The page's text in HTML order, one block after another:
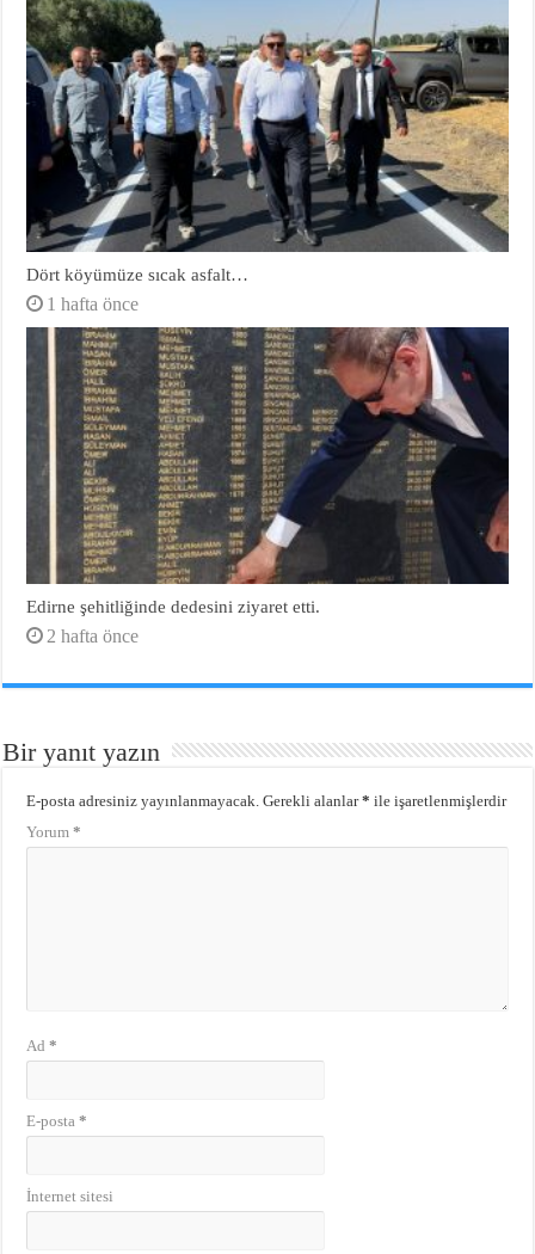
Dört köyümüze sıcak asfalt…
1 hafta önce
Edirne şehitliğinde dedesini ziyaret etti.
2 hafta önce
Bir yanıt yazın
E-posta adresiniz yayınlanmayacak. Gerekli alanlar* ile işaretlenmişlerdir
Yorum*
Ad*
E-posta*
İnternet sitesi